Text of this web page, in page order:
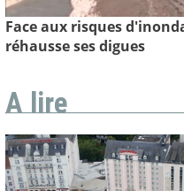
Face aux risques
réhausse ses digues
A lire